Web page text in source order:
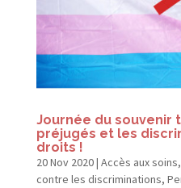
Journée du souvenir
préjugés et les
droits !
20 Nov 2020| Accès aux soins,
contre les discriminations,